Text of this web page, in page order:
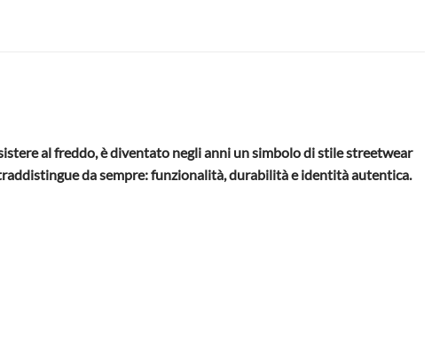
al freddo, è diventato negli anni un simbolo di stile streetwear
da sempre: funzionalità, durabilità e identità autentica.